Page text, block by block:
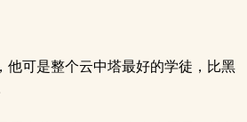
他可是整个云中塔最好的学徒，比黑